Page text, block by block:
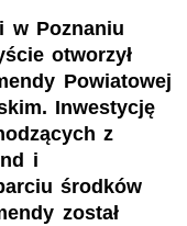
w Poznaniu
otworzył
Powiatowej
Inwestycję
z
i
środków
został